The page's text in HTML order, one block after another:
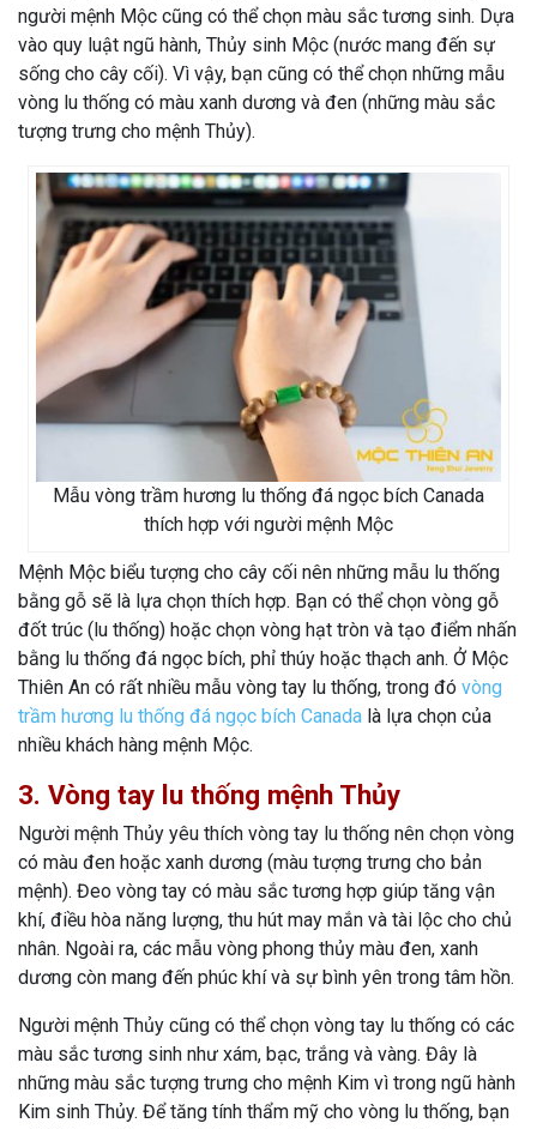
người mệnh Mộc cũng có thể chọn màu sắc tương sinh. Dựa
vào quy luật ngũ hành, Thủy sinh Mộc (nước mang đến sự
sống cho cây cối). Vì vậy, bạn cũng có thể chọn những mẫu
vòng lu thống có màu xanh dương và đen (những màu sắc
tượng trưng cho mệnh Thủy).
Mẫu vòng trầm hương lu thống đá ngọc bích Canada
thích hợp với người mệnh Mộc
Mệnh Mộc biểu tượng cho cây cối nên những mẫu lu thống
bằng gỗ sẽ là lựa chọn thích hợp. Bạn có thể chọn vòng gỗ
đốt trúc (lu thống) hoặc chọn vòng hạt tròn và tạo điểm nhấn
bằng lu thống đá ngọc bích, phỉ thúy hoặc thạch anh. Ở Mộc
Thiên An có rất nhiều mẫu vòng tay lu thống, trong đó vòng
trầm hương lu thống đá ngọc bích Canada là lựa chọn của
nhiều khách hàng mệnh Mộc.
3. Vòng tay lu thống mệnh Thủy
Người mệnh Thủy yêu thích vòng tay lu thống nên chọn vòng
có màu đen hoặc xanh dương (màu tượng trưng cho bản
mệnh). Đeo vòng tay có màu sắc tương hợp giúp tăng vận
khí, điều hòa năng lượng, thu hút may mắn và tài lộc cho chủ
nhân. Ngoài ra, các mẫu vòng phong thủy màu đen, xanh
dương còn mang đến phúc khí và sự bình yên trong tâm hồn.
Người mệnh Thủy cũng có thể chọn vòng tay lu thống có các
màu sắc tương sinh như xám, bạc, trắng và vàng. Đây là
những màu sắc tượng trưng cho mệnh Kim vì trong ngũ hành
Kim sinh Thủy. Để tăng tính thẩm mỹ cho vòng lu thống, bạn